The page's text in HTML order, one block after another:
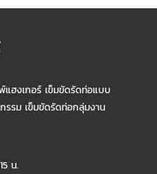
ฮงเกอร์ เข็มขัดรัดท่อแบบ
รรม เข็มขัดรัดท่อกลุ่มงาน
น.